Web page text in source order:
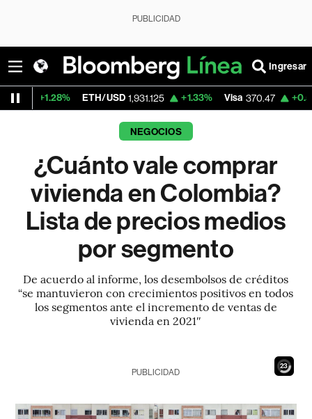
PUBLICIDAD
Ingresar
ETH/USD 1,931.125 +1.33% Visa 370.47 +0.52%
NEGOCIOS
¿Cuánto vale comprar
vivienda en Colombia?
Lista de precios medios
por segmento
De acuerdo al informe, los desembolsos de créditos
“se mantuvieron con crecimientos positivos en todos
los segmentos ante el incremento de ventas de
vivienda en 2021″
21
PUBLICIDAD